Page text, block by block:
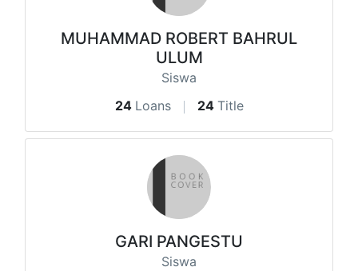
MUHAMMAD ROBERT BAHRUL
ULUM
Siswa
24 Loans 24 Title
GARI PANGESTU
Siswa